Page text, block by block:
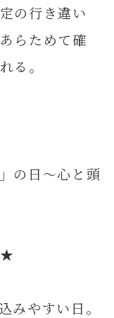
の行き違い
らためて確
る。
の日～心と頭
★
みやすい日。